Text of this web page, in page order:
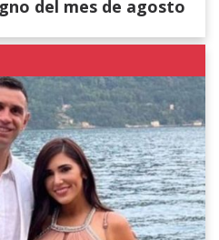
del mes de agosto